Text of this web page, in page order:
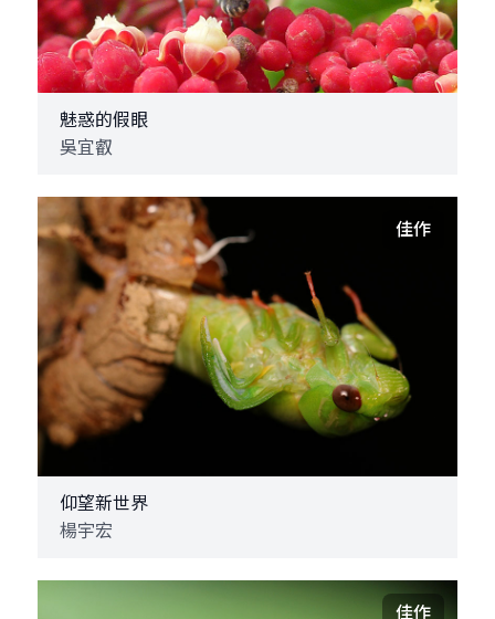
魅惑的假眼
吳宜叡
佳作
仰望新世界
楊宇宏
佳作